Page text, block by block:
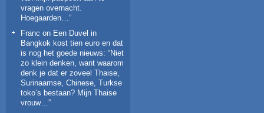
vragen overnacht.
Hoegaarden… ”
Franc on Een Duvel in
Bangkok kost tien euro en dat
is nog het goede nieuws: “Niet
zo klein denken, want waarom
denk je dat er zoveel Thaise,
Surinaamse, Chinese, Turkse
toko’s bestaan? Mijn Thaise
vrouw… ”